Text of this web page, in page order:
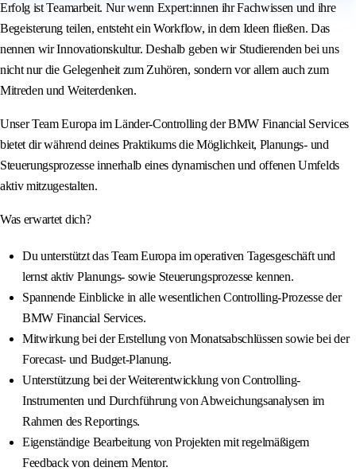
Erfolg ist Teamarbeit. Nur wenn Expert:innen ihr Fachwissen und ihre
Begeisterung teilen, entsteht ein Workflow, in dem Ideen fließen. Das
nennen wir Innovationskultur. Deshalb geben wir Studierenden bei uns
nicht nur die Gelegenheit zum Zuhören, sondern vor allem auch zum
Mitreden und Weiterdenken.
Unser Team Europa im Länder-Controlling der BMW Financial Services
bietet dir während deines Praktikums die Möglichkeit, Planungs- und
Steuerungsprozesse innerhalb eines dynamischen und offenen Umfelds
aktiv mitzugestalten.
Was erwartet dich?
Du unterstützt das Team Europa im operativen Tagesgeschäft und
lernst aktiv Planungs- sowie Steuerungsprozesse kennen.
Spannende Einblicke in alle wesentlichen Controlling-Prozesse der
BMW Financial Services.
Mitwirkung bei der Erstellung von Monatsabschlüssen sowie bei der
Forecast- und Budget-Planung.
Unterstützung bei der Weiterentwicklung von Controlling-
Instrumenten und Durchführung von Abweichungsanalysen im
Rahmen des Reportings.
Eigenständige Bearbeitung von Projekten mit regelmäßigem
Feedback von deinem Mentor.